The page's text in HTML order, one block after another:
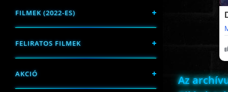
FILMEK (2022-ES)
FELIRATOS FILMEK
AKCIÓ
Az